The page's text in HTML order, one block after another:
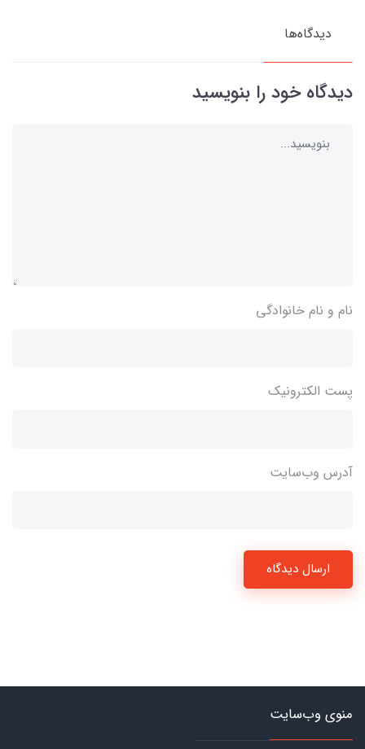
دیدگاه‌ها
دیدگاه خود را بنویسید
نام و نام خانوادگی
پست الکترونیک
آدرس وب‌سایت
ارسال دیدگاه
منوی وب‌سایت